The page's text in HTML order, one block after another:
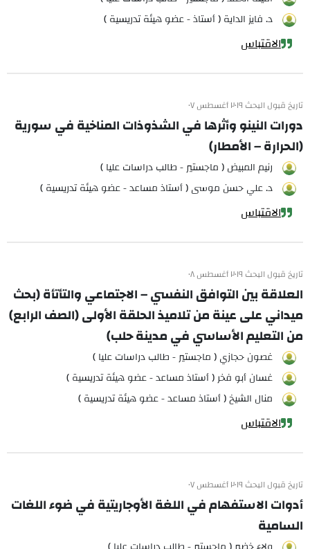
د. فايز الداية ( أستاذ - عضو هيئة تدريسية )
الاقتباس
تاريخ قبول البحث ٢٠١٩ أغسطس ٠٧
دورات النينو وأثرها في الشذوذات المناخية في سورية
(الحرارة – الأمطار)
رنيم المبيض ( ماجستير - طالب دراسات عليا )
د. علي حسن موسى ( أستاذ مساعد - عضو هيئة تدريسية )
الاقتباس
تاريخ قبول البحث ٢٠١٩ أغسطس ٠٨
العلاقة بين التوافق النفسي – الاجتماعي والتأتأة (بحث
ميداني على عينة من تلاميذ الحلقة الأولى (الصف الرابع)
من التعليم الأساسي في مدينة حلب)
غصون حجازي ( ماجستير - طالب دراسات عليا )
غسان أبو فخر ( أستاذ مساعد - عضو هيئة تدريسية )
منال الشيخ ( أستاذ مساعد - عضو هيئة تدريسية )
الاقتباس
تاريخ قبول البحث ٢٠١٩ أغسطس ٠٧
أدوات الاستفهام في اللغة الأوجاريتية في ضوء اللغات
السامية